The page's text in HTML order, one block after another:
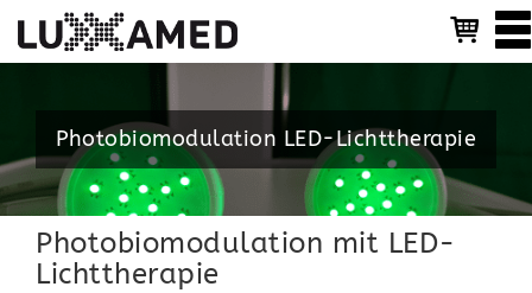
T
o
g
v
Photobiomodulation LED-Lichttherapie
Photobiomodulation mit LED-
Lichttherapie